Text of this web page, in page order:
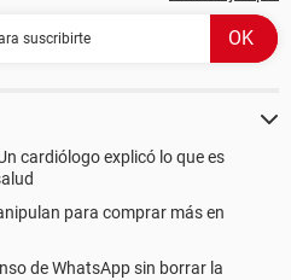
cardiólogo explicó lo que es
para comprar más en
de WhatsApp sin borrar la